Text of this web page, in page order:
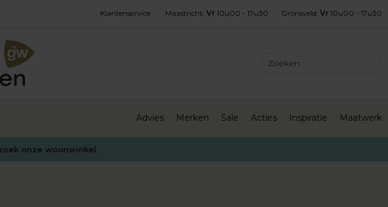
Klantenservice Maastricht: Vr 10u00 - 17u30 Gronsveld: Vr 10u00 - 17u30
Advies Merken Sale Acties Inspiratie Maatwerk
onze woonwinkel